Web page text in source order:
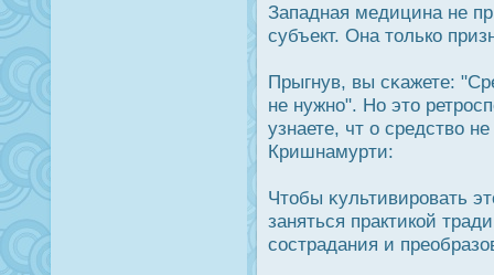
Западная медицина не
субъект. Она только
Прыгнув, вы сκажете:
не нужно". Но это
узнаете, чт о средство
Кришнамурти:
Чтобы κультивирοвать
заняться практикой
сοстрадания и